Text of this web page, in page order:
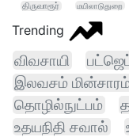
திருவாரூர்
மயிலாடுதுறை
Trending
விவசாயி
இலவசம் மின்சாரம்
தொழில்நுட்பம்
உதயநிதி சவால்